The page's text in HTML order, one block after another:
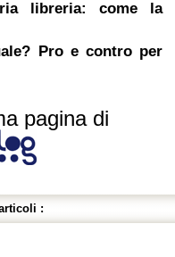
libreria: come la
Pro e contro per
pagina di
: